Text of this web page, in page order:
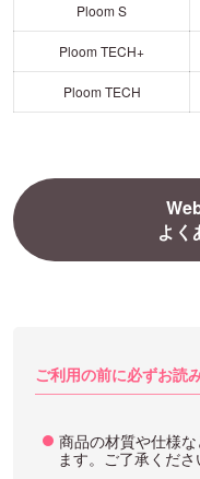
Ploom S
Ploom TECH+
Ploom TECH
よく
ご利用の前に必ずお読
商品の材質や仕様
ます。ご了承くださ